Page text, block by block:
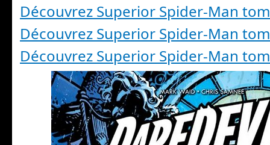
Découvrez Superior Spider-Man
Découvrez Superior Spider-Man
Découvrez Superior Spider-Man